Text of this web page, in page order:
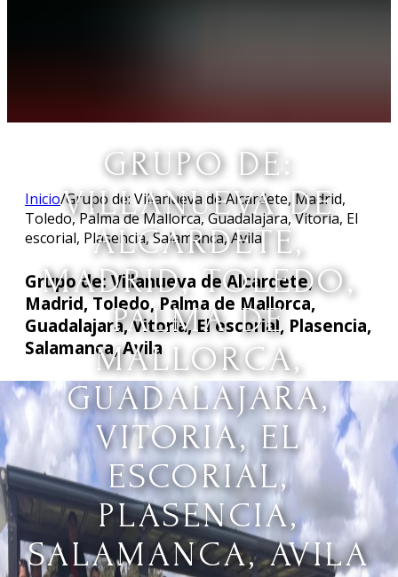
GRUPO DE:
VILLANUEVA DE
ALCARDETE,
MADRID, TOLEDO,
PALMA DE
MALLORCA,
GUADALAJARA,
VITORIA, EL
ESCORIAL,
PLASENCIA,
SALAMANCA, AVILA
Inicio/Grupo de: Villanueva de Alcardete, Madrid,
Toledo, Palma de Mallorca, Guadalajara, Vitoria, El
escorial, Plasencia, Salamanca, Avila
Grupo de: Villanueva de Alcardete,
Madrid, Toledo, Palma de Mallorca,
Guadalajara, Vitoria, El escorial, Plasencia,
Salamanca, Avila